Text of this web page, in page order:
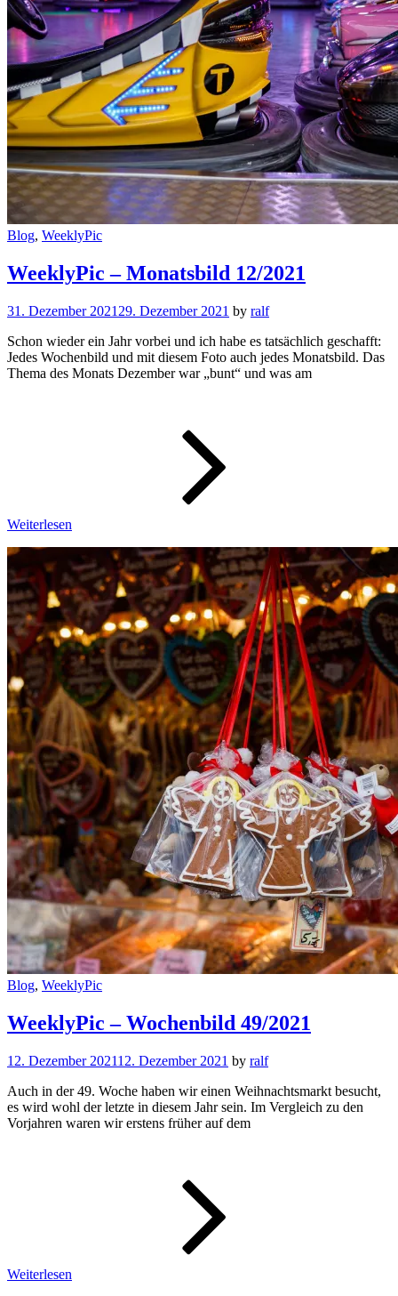
Cat
Blog, WeeklyPic
WeeklyPic – Monatsbild 12/2021
31. Dezember 2021 29. Dezember 2021 by ralf
Schon wieder ein Jahr vorbei und ich habe es tatsächlich geschafft:
Jedes Wochenbild und mit diesem Foto auch jedes Monatsbild. Das
Thema des Monats Dezember war „bunt“ und was am
Weiterlesen
Cat
Blog, WeeklyPic
WeeklyPic – Wochenbild 49/2021
12. Dezember 202112. Dezember 2021 by ralf
Auch in der 49. Woche haben wir einen Weihnachtsmarkt besucht,
es wird wohl der letzte in diesem Jahr sein. Im Vergleich zu den
Vorjahren waren wir erstens früher auf dem
Weiterlesen